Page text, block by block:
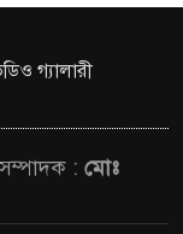
নোটসহ
করেছে গুলশান
গ্যালারী
সম্পাদক : মোঃ